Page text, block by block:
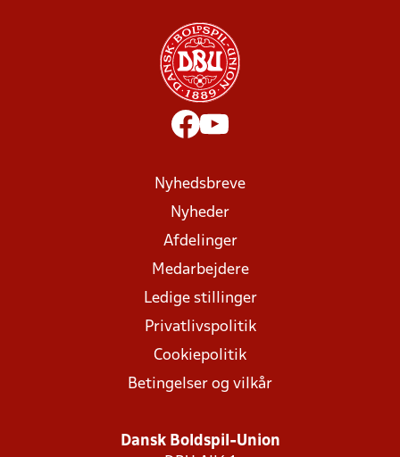
Nyhedsbreve
Nyheder
Afdelinger
Medarbejdere
Ledige stillinger
Privatlivspolitik
Cookiepolitik
Betingelser og vilkår
Dansk Boldspil-Union